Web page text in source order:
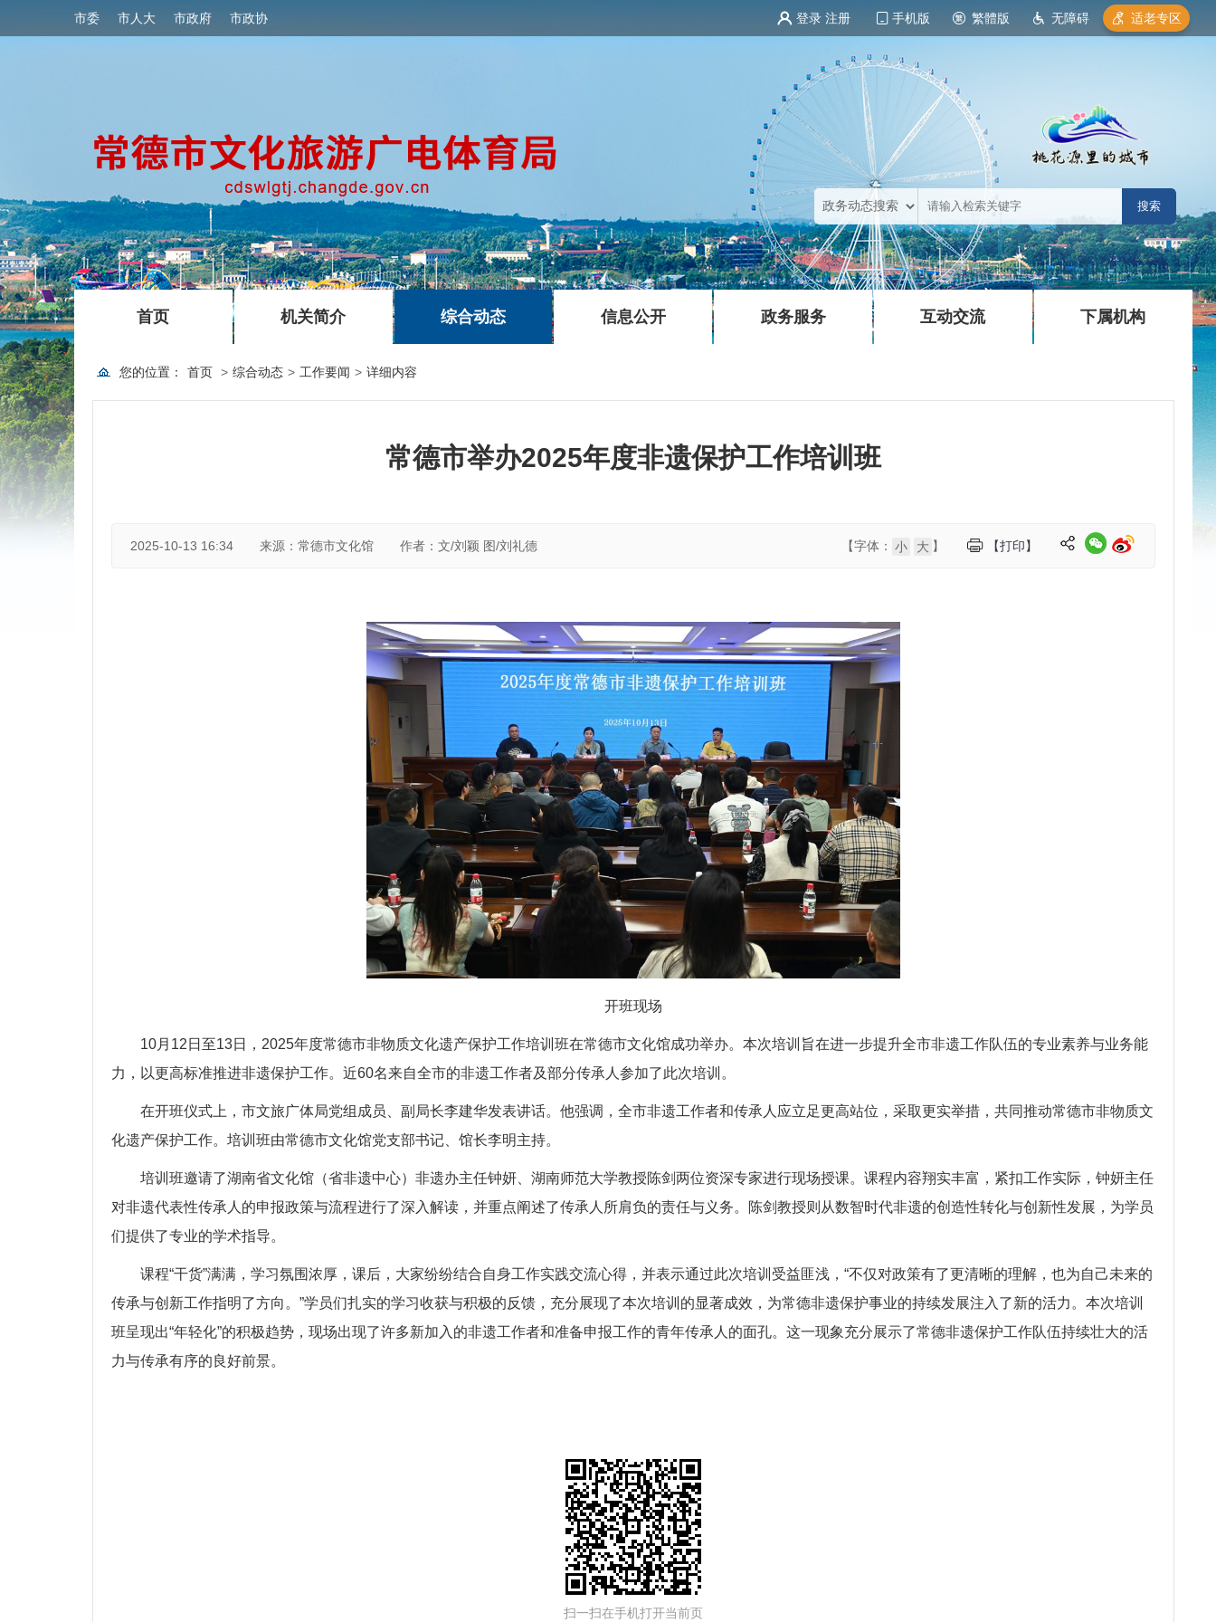
市委 市人大 市政府 市政协 登录 注册 手机版 繁體版 无障碍 适老专区
首页
|
机关简介
|
综合动态 信息公开 政务服务
|
互动交流
|
下属机构
您的位置： 首页 > 综合动态 > 工作要闻 > 详细内容
常德市举办2025年度非遗保护工作培训班
2025-10-13 16:34 来源：常德市文化馆 作者：文/刘颖 图/刘礼德 【打印】
【字体： 小 大 】
开班现场
10月12日至13日，2025年度常德市非物质文化遗产保护工作培训班在常德市文化馆成功举办。本次培训旨在进一步提升全市非遗工作队伍的专业素养与业务能
力，以更高标准推进非遗保护工作。近60名来自全市的非遗工作者及部分传承人参加了此次培训。
在开班仪式上，市文旅广体局党组成员、副局长李建华发表讲话。他强调，全市非遗工作者和传承人应立足更高站位，采取更实举措，共同推动常德市非物质文
化遗产保护工作。培训班由常德市文化馆党支部书记、馆长李明主持。
培训班邀请了湖南省文化馆（省非遗中心）非遗办主任钟妍、湖南师范大学教授陈剑两位资深专家进行现场授课。课程内容翔实丰富，紧扣工作实际，钟妍主任
对非遗代表性传承人的申报政策与流程进行了深入解读，并重点阐述了传承人所肩负的责任与义务。陈剑教授则从数智时代非遗的创造性转化与创新性发展，为学员
们提供了专业的学术指导。
课程“干货”满满，学习氛围浓厚，课后，大家纷纷结合自身工作实践交流心得，并表示通过此次培训受益匪浅，“不仅对政策有了更清晰的理解，也为自己未来的
传承与创新工作指明了方向。”学员们扎实的学习收获与积极的反馈，充分展现了本次培训的显著成效，为常德非遗保护事业的持续发展注入了新的活力。本次培训
班呈现出“年轻化”的积极趋势，现场出现了许多新加入的非遗工作者和准备申报工作的青年传承人的面孔。这一现象充分展示了常德非遗保护工作队伍持续壮大的活
力与传承有序的良好前景。
扫一扫在手机打开当前页